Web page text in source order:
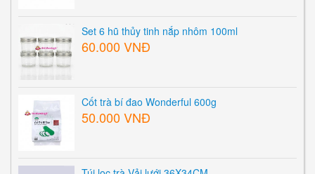
Set 6 hũ thủy tinh nắp nhôm 100ml
60.000 VNĐ
Cốt trà bí đao Wonderful 600g
50.000 VNĐ